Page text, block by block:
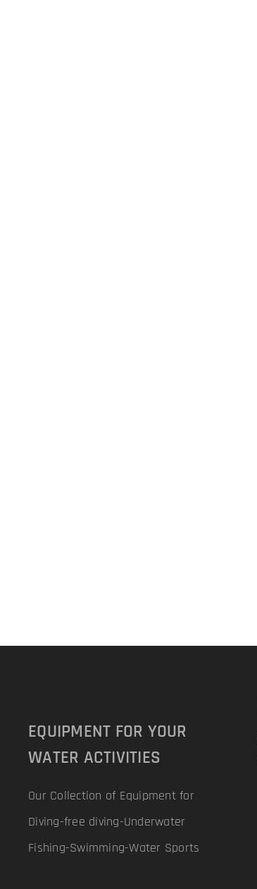
EQUIPMENT FOR YOUR
WATER ACTIVITIES
Our Collection of Equipment for
Diving-free diving-Underwater
Fishing-Swimming-Water Sports